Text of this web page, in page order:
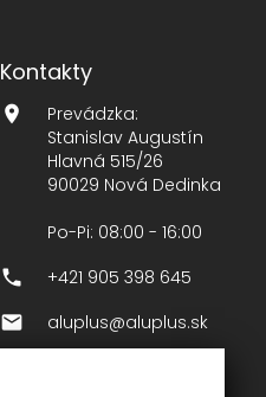
Kontakty
Prevádzka:
Stanislav Augustín
Hlavná 515/26
90029 Nová Dedinka
Po-Pi: 08:00 - 16:00
+421 905 398 645
aluplus@aluplus.sk